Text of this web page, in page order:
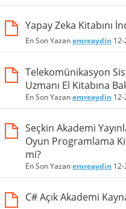
Yapay Zeka Kitabını
En Son Yazanemreaydin
Telekomünikasyon
Uzmanı El Kitabına
En Son Yazanemreaydin
Seçkin Akademi
Oyun Programlama
mi?
En Son Yazanemreaydin
C# Açık Akademi